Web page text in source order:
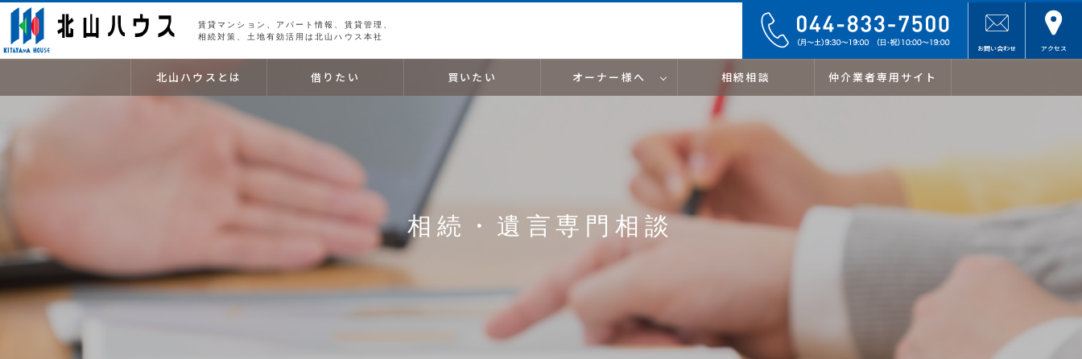
賃貸マンション、アパート情報、賃貸管理、
相続対策、土地有効活用は北山ハウス本社
お問い合わせ アクセス
北山ハウスとは 借りたい 買いたい オーナー様へ 相続相談 仲介業者専用サイト
相続・遺言専門相談